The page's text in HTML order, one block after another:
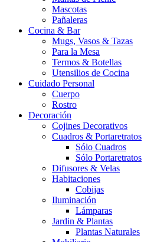
Mascotas
Pañaleras
Cocina & Bar
Mugs, Vasos & Tazas
Para la Mesa
Termos & Botellas
Utensilios de Cocina
Cuidado Personal
Cuerpo
Rostro
Decoración
Cojines Decorativos
Cuadros & Portaretratos
Sólo Cuadros
Sólo Portaretratos
Difusores & Velas
Habitaciones
Cobijas
Iluminación
Lámparas
Jardin & Plantas
Plantas Naturales